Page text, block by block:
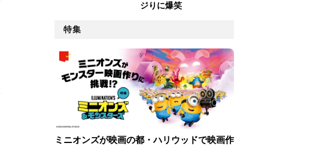
ジりに爆笑
特集
ミニオンズが映画の都・ハリウッドで映画作